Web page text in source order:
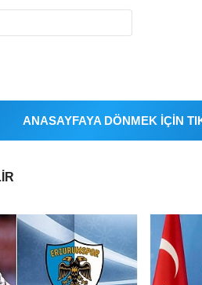
ANASAYFAYA DÖNMEK İÇİN